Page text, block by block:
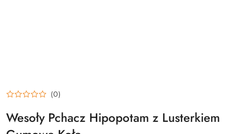
(0)
Wesoły Pchacz Hipopotam z Lusterkiem